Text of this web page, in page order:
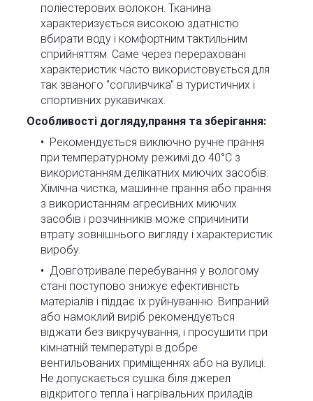
поліестерових волокон. Тканина
характеризується високою здатністю
вбирати воду і комфортним тактильним
сприйняттям. Саме через перераховані
характеристик часто використовується для
так званого "сопливчика" в туристичних і
спортивних рукавичках.
Особливості догляду,прання та зберігання:
Рекомендується виключно ручне прання
при температурному режимі до 40°C з
використанням делікатних миючих засобів.
Хімічна чистка, машинне прання або прання
з використанням агресивних миючих
засобів і розчинників може спричинити
втрату зовнішнього вигляду і характеристик
виробу.
Довготривале перебування у вологому
стані поступово знижує ефективність
матеріалів і піддає їх руйнуванню. Випраний
або намоклий виріб рекомендується
віджати без викручування, і просушити при
кімнатній температурі в добре
вентильованих приміщеннях або на вулиці.
Не допускається сушка біля джерел
відкритого тепла і нагрівальних приладів